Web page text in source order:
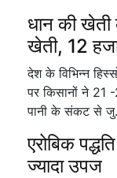
धान की
खेती, 12
देश के विभिन्न
पर किसानों ने 21 -
पानी के संकट से
एरोबिक
ज्यादा उपज